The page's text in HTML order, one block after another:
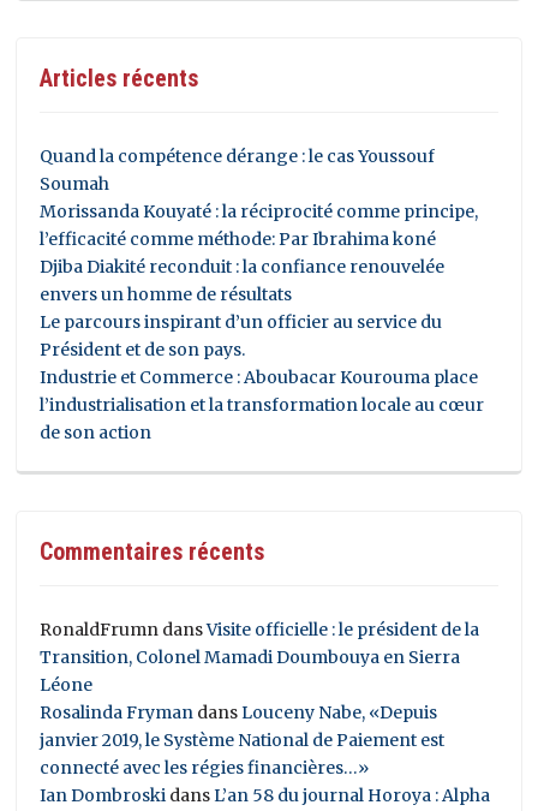
Articles récents
Quand la compétence dérange : le cas Youssouf
Soumah
Morissanda Kouyaté : la réciprocité comme principe,
l’efficacité comme méthode: Par Ibrahima koné
Djiba Diakité reconduit : la confiance renouvelée
envers un homme de résultats
Le parcours inspirant d’un officier au service du
Président et de son pays.
Industrie et Commerce : Aboubacar Kourouma place
l’industrialisation et la transformation locale au cœur
de son action
Commentaires récents
RonaldFrumn dansVisite officielle : le président de la
Transition, Colonel Mamadi Doumbouya en Sierra
Léone
Rosalinda Fryman dansLouceny Nabe, «Depuis
janvier 2019, le Système National de Paiement est
connecté avec les régies financières…»
Ian Dombroski dansL’an 58 du journal Horoya : Alpha